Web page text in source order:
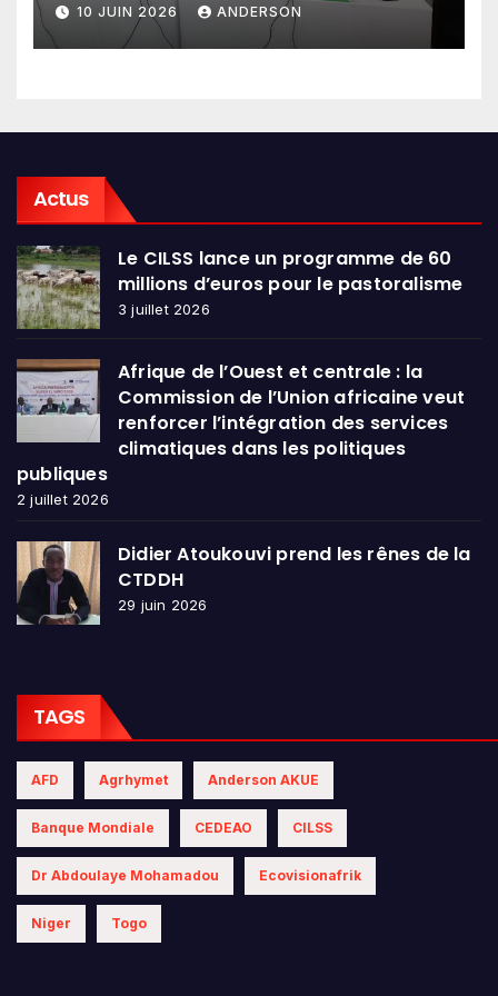
en conclave à Lomé
10 JUIN 2026 ANDERSON
Actus
Le CILSS lance un programme de 60
millions d’euros pour le pastoralisme
3 juillet 2026
Afrique de l’Ouest et centrale : la
Commission de l’Union africaine veut
renforcer l’intégration des services
climatiques dans les politiques
publiques
2 juillet 2026
Didier Atoukouvi prend les rênes de la
CTDDH
29 juin 2026
TAGS
AFD Agrhymet Anderson AKUE
Banque Mondiale CEDEAO CILSS
Dr Abdoulaye Mohamadou Ecovisionafrik
Niger Togo